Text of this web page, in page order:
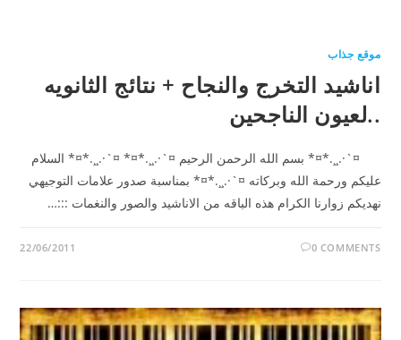
موقع جذاب
اناشيد التخرج والنجاح + نتائج الثانويه
..لعيون الناجحين
¤`·.¸¸.*¤* بسم الله الرحمن الرحيم ¤`·.¸¸.*¤* ¤`·.¸¸.*¤* السلام
عليكم ورحمة الله وبركاته ¤`·.¸¸.*¤* بمناسبة صدور علامات التوجيهي
نهديكم زوارنا الكرام هذه الباقه من الاناشيد والصور والنغمات :::…
0 COMMENTS
22/06/2011